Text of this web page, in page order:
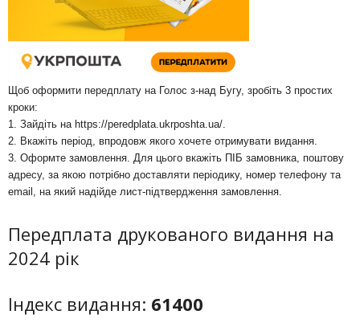
Щоб оформити передплату на Голос з-над Бугу, зробіть 3 простих
кроки:
1. Зайдіть на https://peredplata.ukrposhta.ua/.
2. Вкажіть період, впродовж якого хочете отримувати видання.
3. Оформте замовлення. Для цього вкажіть ПІБ замовника, поштову
адресу, за якою потрібно доставляти періодику, номер телефону та
email, на який надійде лист-підтвердження замовлення.
Передплата друкованого видання на
2024 рік
Індекс видання: 61400